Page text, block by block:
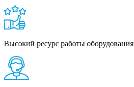
Высокий ресурс работы оборудования